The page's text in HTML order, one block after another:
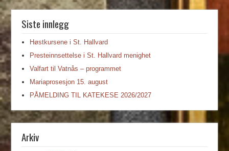
Siste innlegg
Høstkursene i St. Hallvard
Presteinnsettelse i St. Hallvard menighet
Valfart til Vatnås – programmet
Mariaprosesjon 15. august
PÅMELDING TIL KATEKESE 2026/2027
Arkiv